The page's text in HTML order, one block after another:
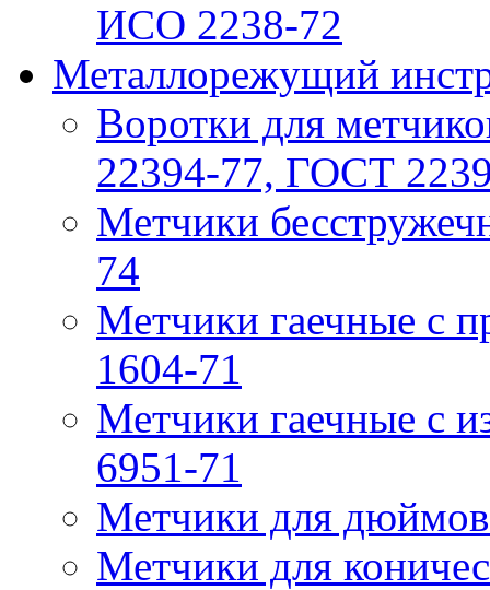
ИСО 2238-72
Металлорежущий
Воротки для
22394-77, ГОСТ
Метчики
74
Метчики гaечные с
1604-71
Метчики гаечные с
6951-71
Метчики для
Метчики для